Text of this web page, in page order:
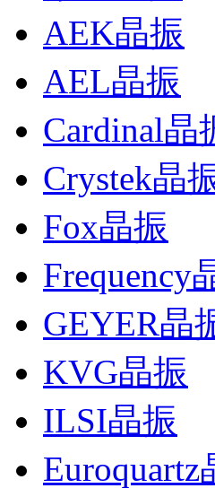
AEK晶振
AEL晶振
Cardinal晶
Crystek晶
Fox晶振
Frequency
GEYER晶
KVG晶振
ILSI晶振
Euroquartz